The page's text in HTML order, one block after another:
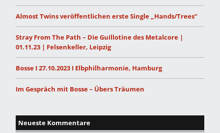
Almost Twins veröffentlichen erste Single „Hands/Trees“
Stray From The Path – Die Guillotine des Metalcore |
01.11.23 | Felsenkeller, Leipzig
Bosse I 27.10.2023 I Elbphilharmonie, Hamburg
Im Gespräch mit Bosse – Übers Träumen
Neueste Kommentare